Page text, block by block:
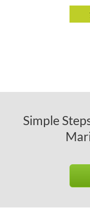
Simple